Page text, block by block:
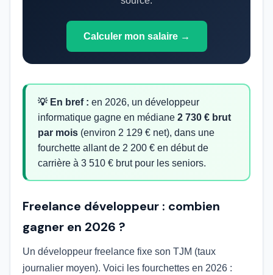
Calculer mon salaire →
💡 En bref : en 2026, un développeur
informatique gagne en médiane 2 730 € brut
par mois (environ 2 129 € net), dans une
fourchette allant de 2 200 € en début de
carrière à 3 510 € brut pour les seniors.
Freelance développeur : combien
gagner en 2026 ?
Un développeur freelance fixe son TJM (taux
journalier moyen). Voici les fourchettes en 2026 :